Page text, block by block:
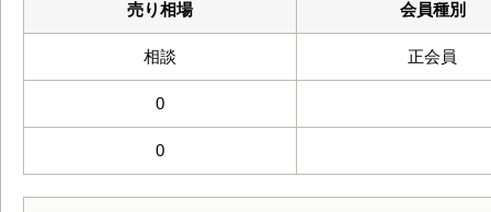
売り相場 会員種別
相談 正会員
0
0